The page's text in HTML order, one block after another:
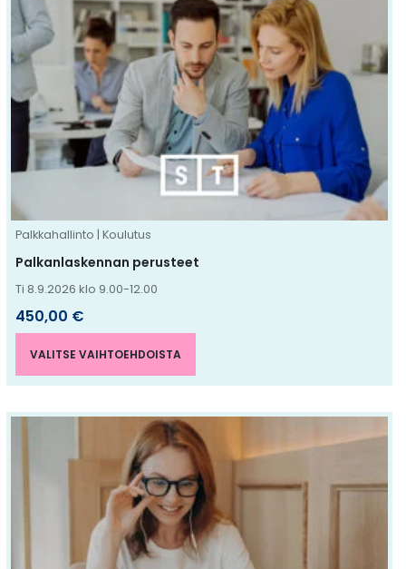
Palkkahallinto | Koulutus
Palkanlaskennan perusteet
Ti 8.9.2026 klo 9.00-12.00
450,00 €
VALITSE VAIHTOEHDOISTA
tuotteella
on
useampi
muunnelma.
Voit
tehdä
valinnat
tuotteen
sivulla.
Tällä
tuotteella
on
useampi
muunnelma.
Voit